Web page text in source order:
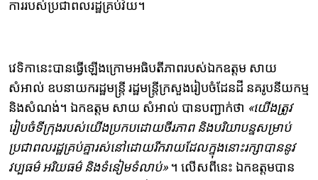
ការរបស់ប្រជាពលរដ្ឋគ្រប់វ័យ។
វេទិកានេះបានធ្វើឡើងក្រោមអធិបតីភាពរបស់ឯកឧត្តម សាយ
សំអាល់ ឧបនាយករដ្ឋមន្ត្រី រដ្ឋមន្ត្រីក្រសួងរៀបចំដែនដី នគរូបនីយកម្ម
និងសំណង់។ ឯកឧត្តម សាយ សំអាល់ បានបញ្ជាក់ថា «យើងត្រូវ
រៀបចំទីក្រុងរបស់យើងប្រកបដោយចីរភាព និងបរិយាបន្ន​សម្រាប់
ប្រជាពលរដ្ឋគ្រប់គ្នារស់នៅដោយរីករាយដែលក្នុងនោះរក្សាបាននូវ
វប្បធម៌ អរិយធម៌ និងទំនៀមទំលាប់»។ លើសពីនេះ ឯកឧត្ដមបាន